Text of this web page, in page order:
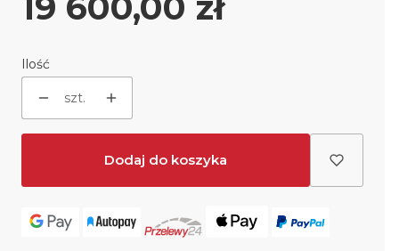
Ilość
szt.
Dodaj do koszyka